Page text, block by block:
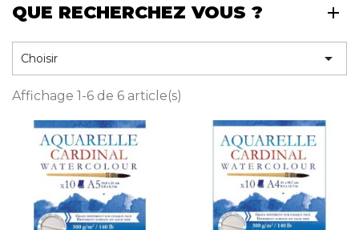
RETROUVEZ NOS COLLECTIONS
Toutes les collections
QUE RECHERCHEZ VOUS ?
Choisir 
Affichage 1-6 de 6 article(s)